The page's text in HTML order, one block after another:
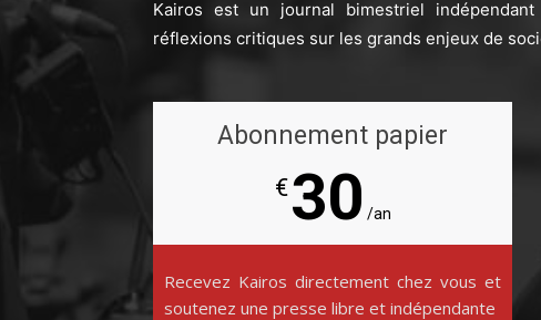
Kairos est un journal bimestriel
réflexions critiques sur les grands enjeux de
Abonnement papier
€30 /an
Recevez Kairos directement chez vous et
soutenez une presse libre et indépendante